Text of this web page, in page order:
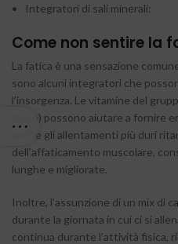
Integratori di sali minerali:
Come non sentire la
La fatica è una sensazione
sono alcuni integratori che
l’insorgenza. Le vitamine del
folico) possono aiutare a fornire
anche gli allentamenti più duri
dell’affaticamento muscolare,
lunghe e migliorate.
Inoltre, l’assunzione di un mix di
durante la giornata in cui ci si
continua durante l’attività fisica,